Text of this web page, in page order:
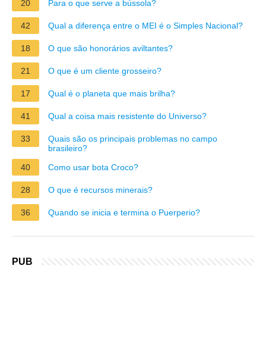
20 Para o que serve a bússola?
42 Qual a diferença entre o MEI é o Simples Nacional?
18 O que são honorários aviltantes?
21 O que é um cliente grosseiro?
17 Qual é o planeta que mais brilha?
41 Qual a coisa mais resistente do Universo?
33
Quais são os principais problemas no campo
brasileiro?
40
Como usar bota Croco?
28 O que é recursos minerais?
36 Quando se inicia e termina o Puerperio?
PUB